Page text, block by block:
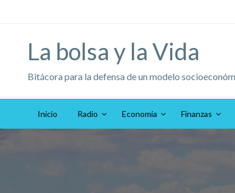
al
La bolsa y la Vida
Bitácora para la defensa de un modelo
Inicio Radio Economía Finanzas